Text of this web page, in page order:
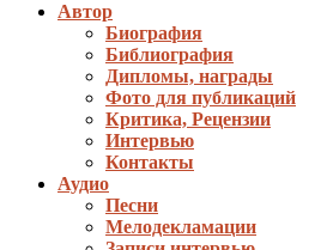
Автор
Биография
Библиография
Дипломы, награды
Фото для публикаций
Критика, Рецензии
Интервью
Контакты
Аудио
Песни
Мелодекламации